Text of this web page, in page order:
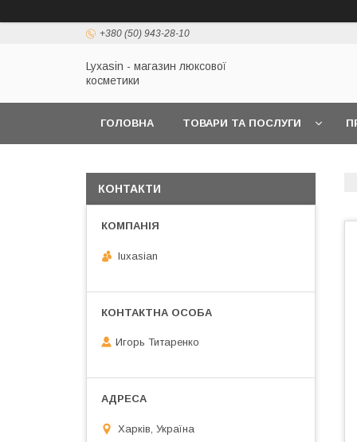
+380 (50) 943-28-10
Lyxasin - магазин люксової
косметики
ГОЛОВНА ТОВАРИ ТА ПОСЛУГИ
КОНТАКТИ
luxasian
Игорь Титаренко
Харків, Україна